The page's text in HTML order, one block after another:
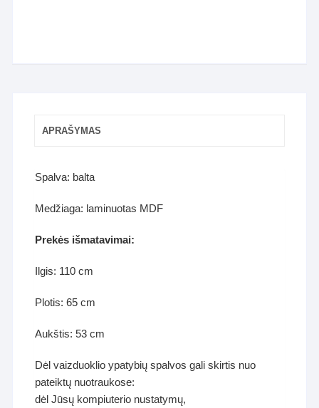
APRAŠYMAS
Spalva: balta
Medžiaga: laminuotas MDF
Prekės išmatavimai:
Ilgis: 110 cm
Plotis: 65 cm
Aukštis: 53 cm
Dėl vaizduoklio ypatybių spalvos gali skirtis nuo
pateiktų nuotraukose:
dėl Jūsų kompiuterio nustatymų,